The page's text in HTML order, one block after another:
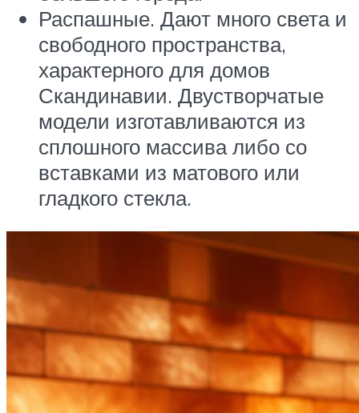
Распашные. Дают много света и
свободного пространства,
характерного для домов
Скандинавии. Двустворчатые
модели изготавливаются из
сплошного массива либо со
вставками из матового или
гладкого стекла.